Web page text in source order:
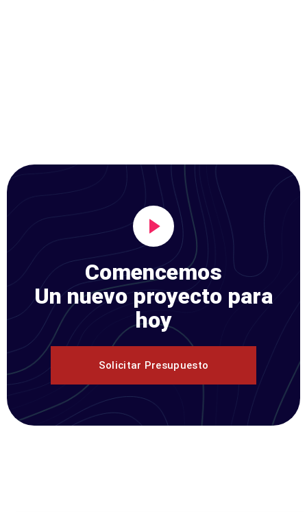
Comencemos
Un nuevo proyecto para
hoy
Solicitar Presupuesto